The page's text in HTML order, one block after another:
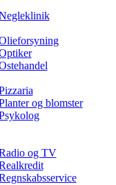
og blomster
og TV